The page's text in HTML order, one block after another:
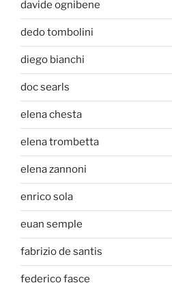
davide ognibene
dedo tombolini
diego bianchi
doc searls
elena chesta
elena trombetta
elena zannoni
enrico sola
euan semple
fabrizio de santis
federico fasce